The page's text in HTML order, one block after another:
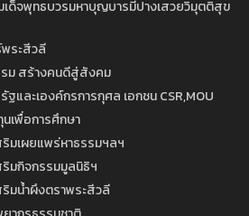
ด็จพุทธบวรมหาบุญบารมีปางเสวยวิมุตติสุข
ระสีวลี
รม สร้างคนดีสู่สังคม
และเองค์กรการกุศล เอกชน CSR,MOU
เพื่อการศึกษา
มเผยแพร่หาธรรมฯลฯ
มกิจกรรมมูลนิธิฯ
มน้ำผึงตราพระสีวลี